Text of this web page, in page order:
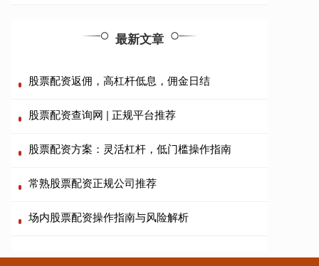
最新文章
股票配资返佣，高杠杆低息，佣金日结
股票配资查询网 | 正规平台推荐
股票配资方案：灵活杠杆，低门槛操作指南
常熟股票配资正规公司推荐
场内股票配资操作指南与风险解析